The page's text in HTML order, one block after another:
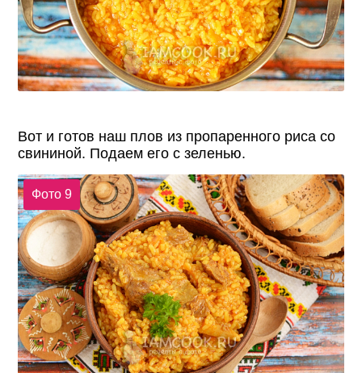
Вот и готов наш плов из пропаренного риса со
свининой. Подаем его с зеленью.
Фото 9